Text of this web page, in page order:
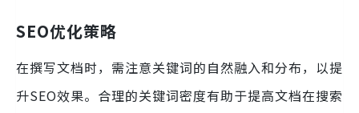
SEO优化策略
在撰写文档时，需注意关键词的自然融入和分布，以提
升SEO效果。合理的关键词密度有助于提高文档在搜索